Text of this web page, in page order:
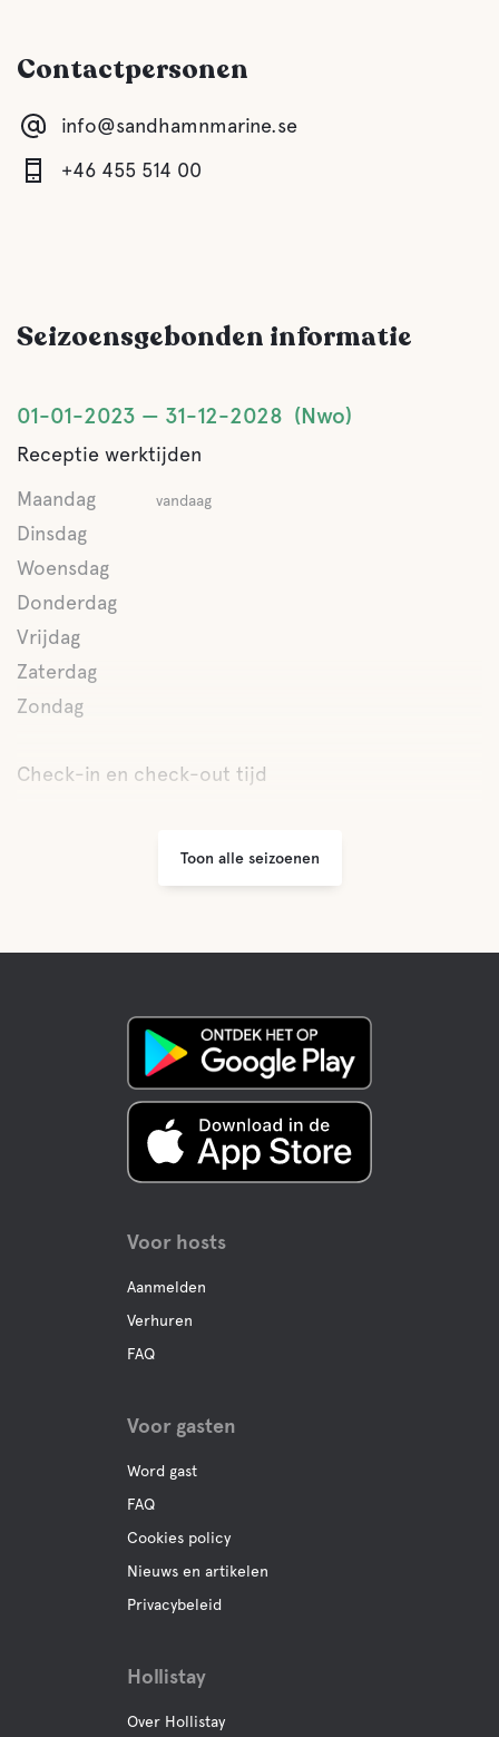
Contactpersonen
info@sandhamnmarine.se
+46 455 514 00
Seizoensgebonden informatie
01-01-2023 31-12-2028 Nwo
Receptie werktijden
Maandag
vandaag
Dinsdag
Woensdag
Donderdag
Vrijdag
Zaterdag
Zondag
Check-in en check-out tijd
Toon alle seizoenen
Voor hosts
Aanmelden
Verhuren
FAQ
Voor gasten
Word gast
FAQ
Cookies policy
Nieuws en artikelen
Privacybeleid
Hollistay
Over Hollistay